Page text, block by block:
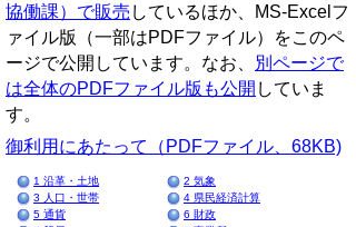
協働課）で販売 しているほか、MS-Excelフ
ァイル版（一部はPDFファイル）をこのペ
ージで公開しています。なお、
別ページで
は全体のPDFファイル版も公開 していま
す。
御利用にあたって（PDFファイル、68KB)
1 沿革・土地
2 気象
3 人口・世帯
4 県民経済計算
5 通貨
6 財政